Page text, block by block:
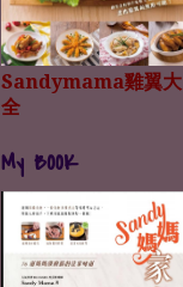
Sandymama雞翼大
全
My BOOK